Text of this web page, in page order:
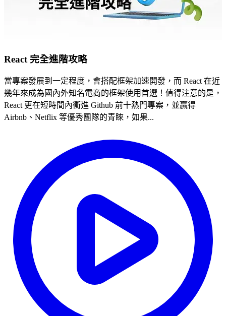
React 完全進階攻略
當專案發展到一定程度，會搭配框架加速開發，而 React 在近
幾年來成為國內外知名電商的框架使用首選！值得注意的是，
React 更在短時間內衝進 Github 前十熱門專案，並贏得
Airbnb、Netflix 等優秀團隊的青睞，如果...